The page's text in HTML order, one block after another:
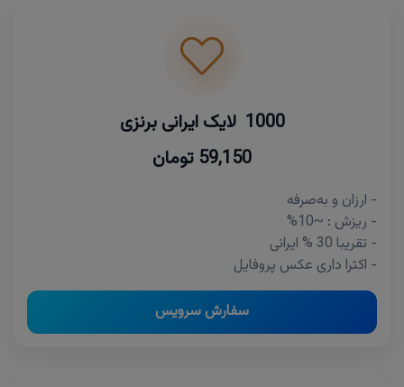
1000 لایک ایرانی برنزی
59,150 تومان
- ارزان و به‌صرفه
- ریزش : ~10%
- تقریبا 30 % ایرانی
- اکثرا داری عکس پروفایل
سفارش سرویس